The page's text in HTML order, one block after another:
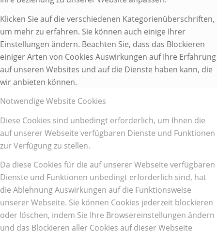
Klicken Sie auf die verschiedenen Kategorienüberschriften,
um mehr zu erfahren. Sie können auch einige Ihrer
Einstellungen ändern. Beachten Sie, dass das Blockieren
einiger Arten von Cookies Auswirkungen auf Ihre Erfahrung
auf unseren Websites und auf die Dienste haben kann, die
wir anbieten können.
Notwendige Website Cookies
Diese Cookies sind unbedingt erforderlich, um Ihnen die
auf unserer Webseite verfügbaren Dienste und Funktionen
zur Verfügung zu stellen.
Da diese Cookies für die auf unserer Webseite verfügbaren
Dienste und Funktionen unbedingt erforderlich sind, hat
die Ablehnung Auswirkungen auf die Funktionsweise
unserer Webseite. Sie können Cookies jederzeit blockieren
oder löschen, indem Sie Ihre Browsereinstellungen ändern
und das Blockieren aller Cookies auf dieser Webseite